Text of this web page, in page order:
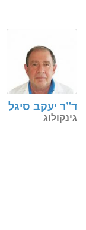
ד”ר יעקב סיגל
גינקולוג